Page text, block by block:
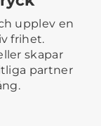
upplev en
frihet.
skapar
partner